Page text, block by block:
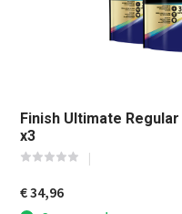
Finish Ultimate
x3
€ 34,96